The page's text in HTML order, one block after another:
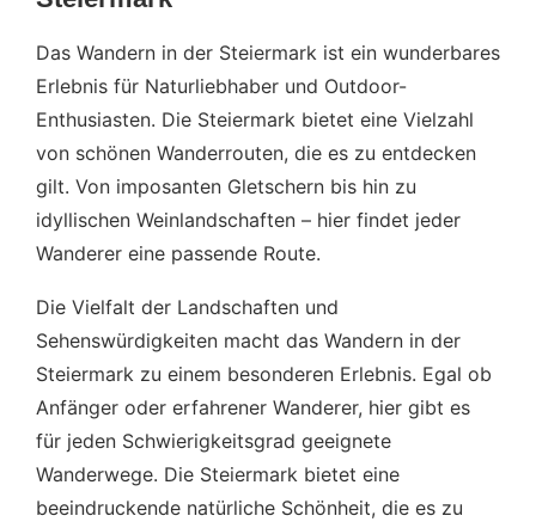
Das Wandern in der Steiermark ist ein wunderbares
Erlebnis für Naturliebhaber und Outdoor-
Enthusiasten. Die Steiermark bietet eine Vielzahl
von schönen Wanderrouten, die es zu entdecken
gilt. Von imposanten Gletschern bis hin zu
idyllischen Weinlandschaften – hier findet jeder
Wanderer eine passende Route.
Die Vielfalt der Landschaften und
Sehenswürdigkeiten macht das Wandern in der
Steiermark zu einem besonderen Erlebnis. Egal ob
Anfänger oder erfahrener Wanderer, hier gibt es
für jeden Schwierigkeitsgrad geeignete
Wanderwege. Die Steiermark bietet eine
beeindruckende natürliche Schönheit, die es zu